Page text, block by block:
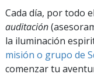
Cada día, por todo
auditación
la iluminación
misión o grupo de
comenzar tu